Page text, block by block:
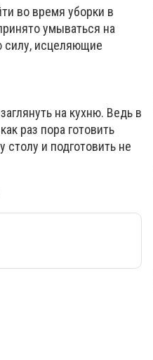
во время уборки в
умываться на
силу, исцеляющие
на кухню. Ведь в
раз пора готовить
и подготовить не